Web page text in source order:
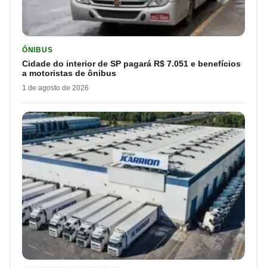
ÔNIBUS
Cidade do interior de SP pagará R$ 7.051 e benefícios
a motoristas de ônibus
1 de agosto de 2026